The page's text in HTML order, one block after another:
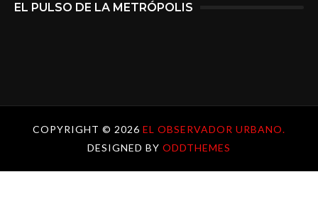
EL PULSO DE LA METRÓPOLIS
COPYRIGHT © 2026 EL OBSERVADOR URBANO.
DESIGNED BY ODDTHEMES